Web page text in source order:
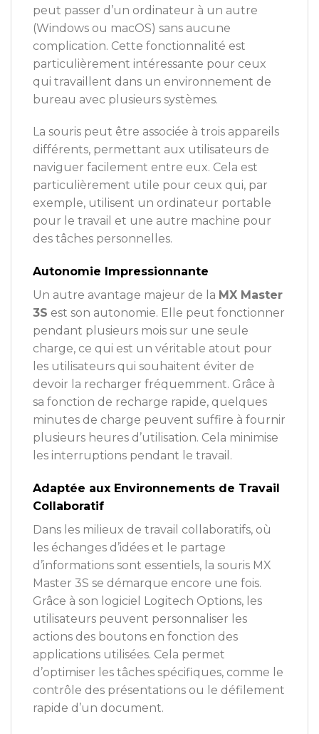
peut passer d’un ordinateur à un autre
(Windows ou macOS) sans aucune
complication. Cette fonctionnalité est
particulièrement intéressante pour ceux
qui travaillent dans un environnement de
bureau avec plusieurs systèmes.
La souris peut être associée à trois appareils
différents, permettant aux utilisateurs de
naviguer facilement entre eux. Cela est
particulièrement utile pour ceux qui, par
exemple, utilisent un ordinateur portable
pour le travail et une autre machine pour
des tâches personnelles.
Autonomie Impressionnante
Un autre avantage majeur de la MX Master
3S est son autonomie. Elle peut fonctionner
pendant plusieurs mois sur une seule
charge, ce qui est un véritable atout pour
les utilisateurs qui souhaitent éviter de
devoir la recharger fréquemment. Grâce à
sa fonction de recharge rapide, quelques
minutes de charge peuvent suffire à fournir
plusieurs heures d’utilisation. Cela minimise
les interruptions pendant le travail.
Adaptée aux Environnements de Travail
Collaboratif
Dans les milieux de travail collaboratifs, où
les échanges d’idées et le partage
d’informations sont essentiels, la souris MX
Master 3S se démarque encore une fois.
Grâce à son logiciel Logitech Options, les
utilisateurs peuvent personnaliser les
actions des boutons en fonction des
applications utilisées. Cela permet
d’optimiser les tâches spécifiques, comme le
contrôle des présentations ou le défilement
rapide d’un document.